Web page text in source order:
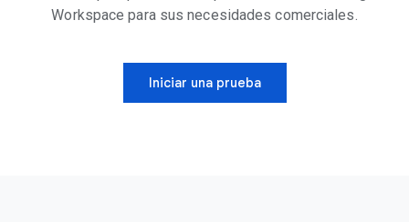
Workspace para sus necesidades comerciales.
Iniciar una prueba